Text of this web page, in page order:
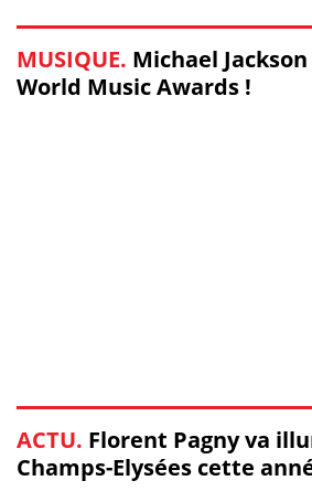
MUSIQUE. Michael
World Music Awards !
ACTU. Florent Pagny va
Champs-Elysées cette